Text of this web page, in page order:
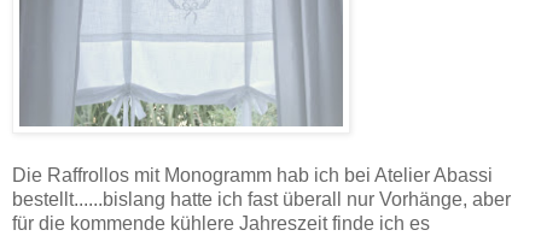
Die Raffrollos mit Monogramm hab ich bei Atelier Abassi
bestellt......bislang hatte ich fast überall nur Vorhänge, aber
für die kommende kühlere Jahreszeit finde ich es